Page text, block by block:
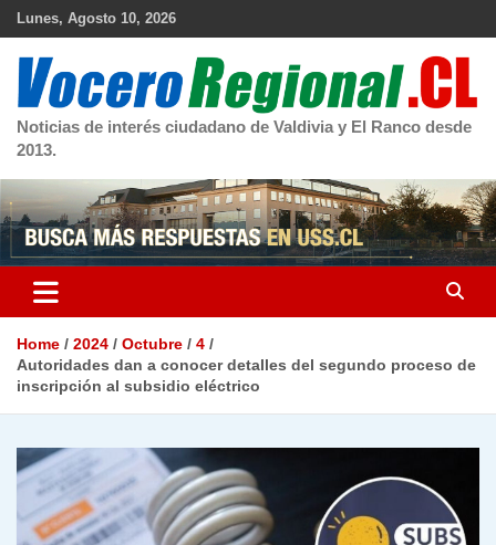
Skip
Lunes, Agosto 10, 2026
Noticias de interés ciudadano de Valdivia y El Ranco desde
2013.
Home 2024 Octubre
4
Autoridades dan a conocer detalles del segundo proceso de
inscripción al subsidio eléctrico